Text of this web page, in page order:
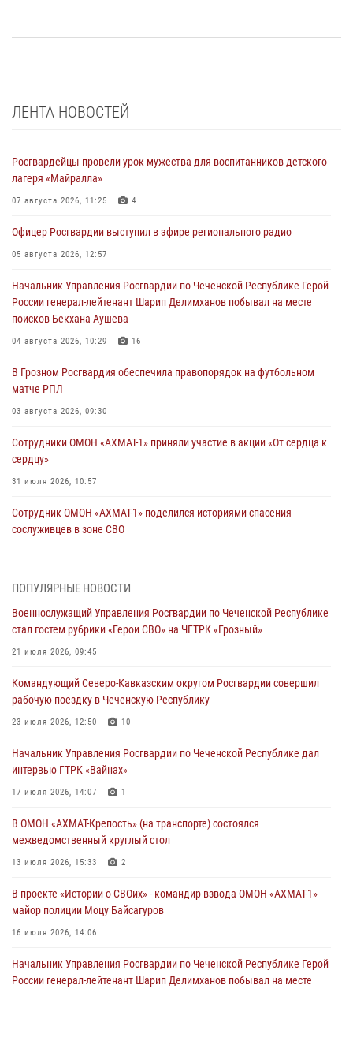
ЛЕНТА НОВОСТЕЙ
Росгвардейцы провели урок мужества для воспитанников детского
лагеря «Майралла»
07 августа 2026, 11:25 4
Офицер Росгвардии выступил в эфире регионального радио
05 августа 2026, 12:57
Начальник Управления Росгвардии по Чеченской Республике Герой
России генерал-лейтенант Шарип Делимханов побывал на месте
поисков Бекхана Аушева
04 августа 2026, 10:29 16
В Грозном Росгвардия обеспечила правопорядок на футбольном
матче РПЛ
03 августа 2026, 09:30
Сотрудники ОМОН «АХМАТ-1» приняли участие в акции «От сердца к
сердцу»
31 июля 2026, 10:57
Сотрудник ОМОН «АХМАТ-1» поделился историями спасения
сослуживцев в зоне СВО
Командующий Северо-Кавказским округом Росгвардии совершил
23 июля 2026, 12:50
Военнослужащий Управления Росгвардии по Чеченской Республике
21 июля 2026, 09:45
В ДНР росгвардейцы уничтожили около 80 вражеских
19 июля 2026, 13:50
В Грозном Росгвардия обеспечила безопасность конно-спортивных
18 июля 2026, 13:46
ПОПУЛЯРНЫЕ НОВОСТИ
Военнослужащий Управления Росгвардии по Чеченской Республике
стал гостем рубрики «Герои СВО» на ЧГТРК «Грозный»
21 июля 2026, 09:45
Командующий Северо-Кавказским округом Росгвардии совершил
рабочую поездку в Чеченскую Республику
23 июля 2026, 12:50 10
Начальник Управления Росгвардии по Чеченской Республике дал
интервью ГТРК «Вайнах»
17 июля 2026, 14:07 1
В ОМОН «АХМАТ-Крепость» (на транспорте) состоялся
межведомственный круглый стол
13 июля 2026, 15:33 2
В проекте «Истории о СВОих» - командир взвода ОМОН «АХМАТ-1»
майор полиции Моцу Байсагуров
16 июля 2026, 14:06
Начальник Управления Росгвардии по Чеченской Республике Герой
России генерал-лейтенант Шарип Делимханов побывал на месте